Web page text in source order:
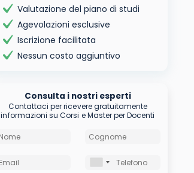
Valutazione del piano di studi
Agevolazioni esclusive
Iscrizione facilitata
Nessun costo aggiuntivo
Consulta i nostri esperti
Contattaci per ricevere gratuitamente
informazioni su Corsi e Master per Docenti